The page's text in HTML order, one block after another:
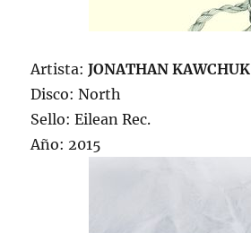
Artista:JONATHAN KAWCHUK
Disco: North
Sello: Eilean Rec.
Año: 2015